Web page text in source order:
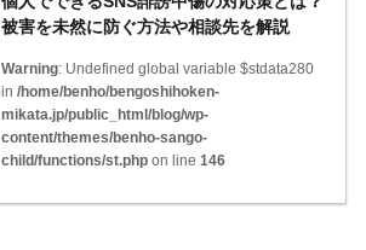
被害を未然に防ぐ方法や相談先を解説
Warning: Undefined global variable $stdata280
in /home/benho/bengoshihoken-
mikata.jp/public_html/blog/wp-
content/themes/benho-sango-
child/functions/st.php on line 146